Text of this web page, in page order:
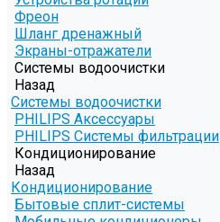
Фреон
Шланг дренажный
Экраны-отражатели
Системы водоочистки
Назад
Системы водоочистки
PHILIPS Аксессуары
PHILIPS Системы фильтрации
Кондиционирование
Назад
Кондиционирование
Бытовые сплит-системы